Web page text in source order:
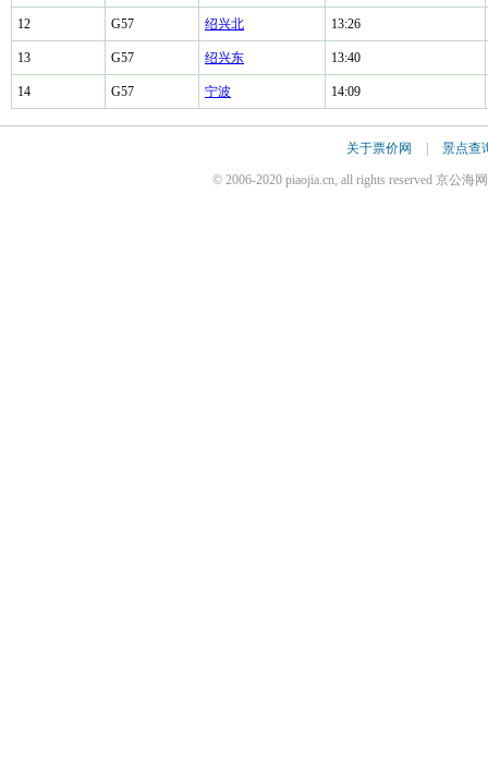
12 G57 绍兴北 13:26
13 G57 绍兴东 13:40
14 G57 宁波 14:09
关于票价网 景点查
© 2006-2020 piaojia.cn, all rights reserved 京公海